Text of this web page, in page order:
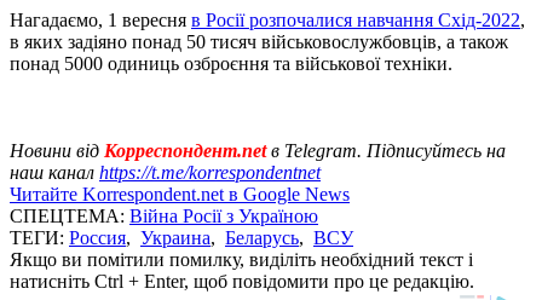
Нагадаємо, 1 вересня в Росії розпочалися навчання Схід-2022,
в яких задіяно понад 50 тисяч військовослужбовців, а також
понад 5000 одиниць озброєння та військової техніки.
Новини від Корреспондент.netв Telegram. Підписуйтесь на
наш канал https://t.me/korrespondentnet
Читайте Korrespondent.net в Google News
СПЕЦТЕМА: Війна Росії з Україною
ТЕГИ: Россия, Украина, Беларусь, ВСУ
Якщо ви помітили помилку, виділіть необхідний текст і
натисніть Ctrl + Enter, щоб повідомити про це редакцію.